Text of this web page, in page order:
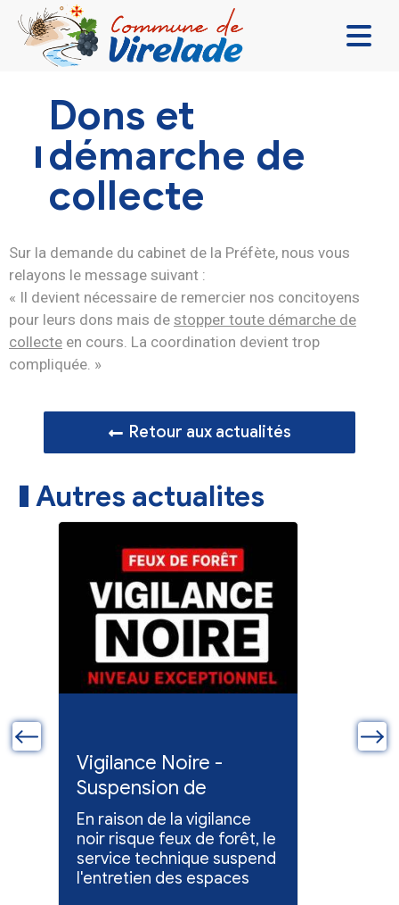
VIVRE ENSEMBLE
SE DIVERTIR
DÉCOUVRIR
Dons et
démarche de
collecte
Sur la demande du cabinet de la Préfète, nous vous
relayons le message suivant :
« Il devient nécessaire de remercier nos concitoyens
pour leurs dons mais de stopper toute démarche de
collecte en cours. La coordination devient trop
compliquée. »
Retour aux actualités
Autres actualites
Vigilance Noire -
Suspension de
l'entretien des
espaces verts
En raison de la vigilance
noir risque feux de forêt, le
service technique suspend
l'entretien des espaces
Feux